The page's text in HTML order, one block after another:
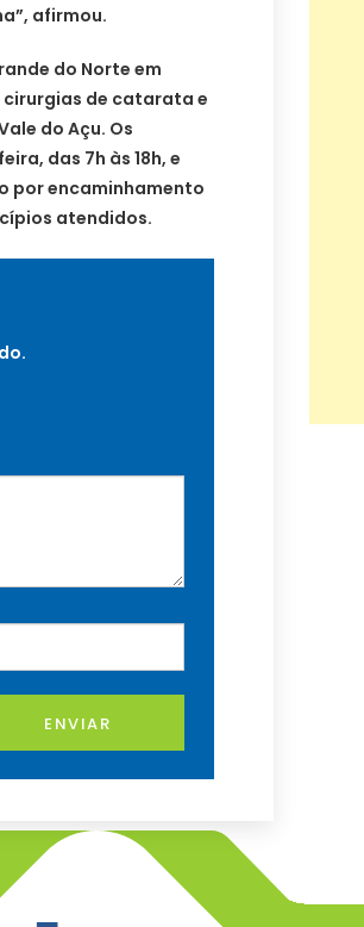
afirmou.
do Norte em
cirurgias de catarata e
do Açu. Os
das 7h às 18h, e
por encaminhamento
atendidos.
ENVIAR